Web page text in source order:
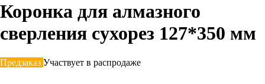
Коронка для алмазного
сверления сухорез 127*350 мм
Предзаказ Участвует в распродаже